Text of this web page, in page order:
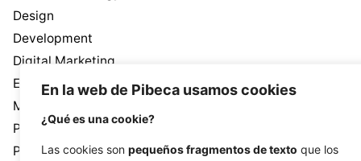
En la web de Pibeca usamos cookies
¿Qué es una cookie?
Las cookies son pequeños fragmentos de texto que los
Design
Development
Digital Marketing
Ecommerce
Monthly calendar
Pibeca Solutions
Programming